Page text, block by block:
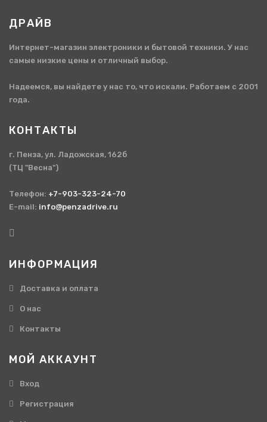
ДРАЙВ
Интернет-магазин электроники и бытовой техники. У нас
самые низкие цены и отличный выбор.
Надеемся, вы найдете у нас то, что искали. Работаем с 2001
года.
КОНТАКТЫ
г. Пенза, ул. Ладожская, 162б
(ТЦ "Весна")
Телефон: +7-903-323-24-70
E-mail: info@penzadrive.ru
ИНФОРМАЦИЯ
Доставка и оплата
О нас
Контакты
МОЙ АККАУНТ
Вход
Регистрация